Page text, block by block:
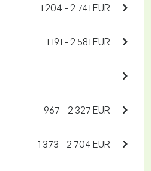
1 204 - 2 741 EUR
1 191 - 2 581 EUR
967 - 2 327 EUR
1 373 - 2 704 EUR